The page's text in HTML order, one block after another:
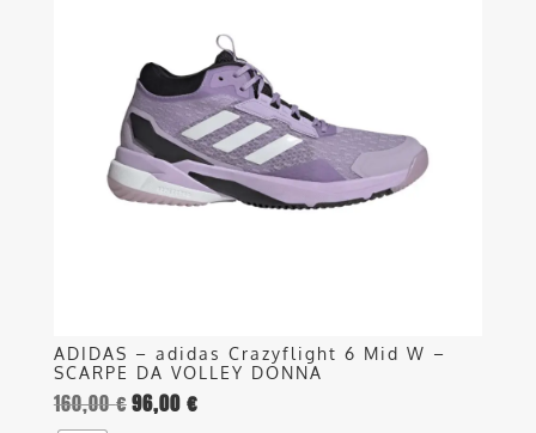
ADIDAS – adidas Crazyflight 6 Mid W –
SCARPE DA VOLLEY DONNA
160,00€96,00 €
possono